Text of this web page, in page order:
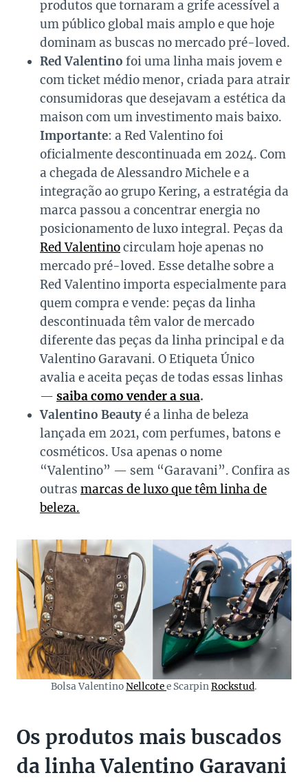
produtos que tornaram a grife acessível a
um público global mais amplo e que hoje
dominam as buscas no mercado pré-loved.
Red Valentino foi uma linha mais jovem e
com ticket médio menor, criada para atrair
consumidoras que desejavam a estética da
maison com um investimento mais baixo.
Importante: a Red Valentino foi
oficialmente descontinuada em 2024. Com
a chegada de Alessandro Michele e a
integração ao grupo Kering, a estratégia da
marca passou a concentrar energia no
posicionamento de luxo integral. Peças da
Red Valentinocirculam hoje apenas no
mercado pré-loved. Esse detalhe sobre a
Red Valentino importa especialmente para
quem compra e vende: peças da linha
descontinuada têm valor de mercado
diferente das peças da linha principal e da
Valentino Garavani. O Etiqueta Único
avalia e aceita peças de todas essas linhas
— saiba como vender a sua.
Valentino Beautyé a linha de beleza
lançada em 2021, com perfumes, batons e
cosméticos. Usa apenas o nome
“Valentino” — sem “Garavani”. Confira as
outras marcas de luxo que têm linha de
beleza.
Bolsa ValentinoNellcotee ScarpinRockstud.
Os produtos mais buscados
da linha Valentino Garavani